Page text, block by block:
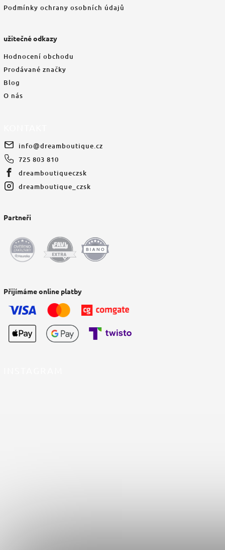
Podmínky ochrany osobních údajů
užitečné odkazy
Hodnocení obchodu
Prodávané značky
Blog
O nás
info@dreamboutique.cz
725 803 810
dreamboutiqueczsk
dreamboutique_czsk
Partneři
Přijímáme online platby